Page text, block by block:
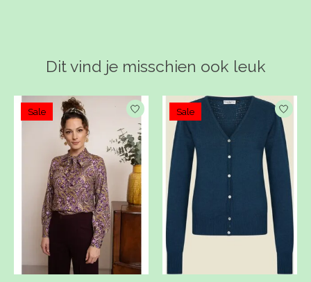
Dit vind je misschien ook leuk
Items van productcarrousel
Sale Sale